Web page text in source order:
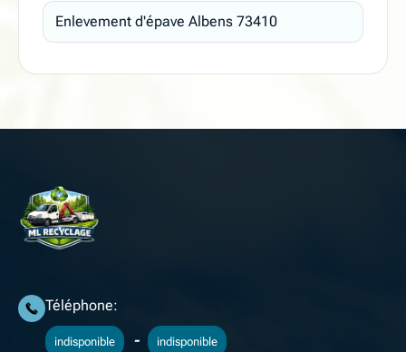
Enlevement d'épave Albens 73410
Téléphone:
indisponible - indisponible